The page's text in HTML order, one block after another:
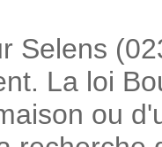
Selens
La loi
ou